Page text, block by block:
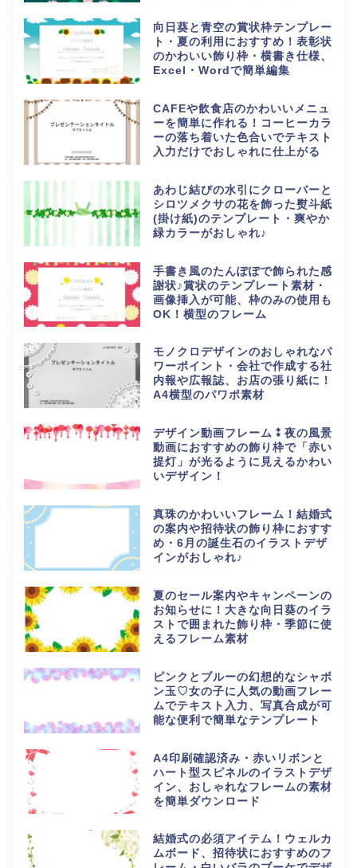
向日葵と青空の賞状枠テンプレー
ト・夏の利用におすすめ！表彰状
のかわいい飾り枠・横書き仕様、
Excel・Wordで簡単編集
CAFEや飲食店のかわいいメニュ
ーを簡単に作れる！コーヒーカラ
ーの落ち着いた色合いでテキスト
入力だけでおしゃれに仕上がる
あわじ結びの水引にクローバーと
シロツメクサの花を飾った熨斗紙
(掛け紙)のテンプレート・爽やか
緑カラーがおしゃれ♪
手書き風のたんぽぽで飾られた感
謝状♪賞状のテンプレート素材・
画像挿入が可能、枠のみの使用も
OK！横型のフレーム
モノクロデザインのおしゃれなパ
ワーポイント・会社で作成する社
内報や広報誌、お店の張り紙に！
A4横型のパワポ素材
デザイン動画フレーム⁑夜の風景
動画におすすめの飾り枠で「赤い
提灯」が光るように見えるかわい
いデザイン！
真珠のかわいいフレーム！結婚式
の案内や招待状の飾り枠におすす
め・6月の誕生石のイラストデザ
インがおしゃれ♪
夏のセール案内やキャンペーンの
お知らせに！大きな向日葵のイラ
ストで囲まれた飾り枠・季節に使
えるフレーム素材
ピンクとブルーの幻想的なシャボ
ン玉♡女の子に人気の動画フレー
ムでテキスト入力、写真合成が可
能な便利で簡単なテンプレート
A4印刷確認済み・赤いリボンと
ハート型スピネルのイラストデザ
イン、おしゃれなフレームの素材
を簡単ダウンロード
結婚式の必須アイテム！ウェルカ
ムボード、招待状におすすめのフ